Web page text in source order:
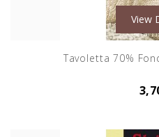
View
Tavoletta 70%